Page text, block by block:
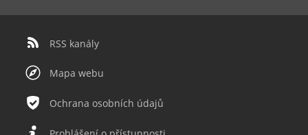
RSS kanály
Mapa webu
Ochrana osobních údajů